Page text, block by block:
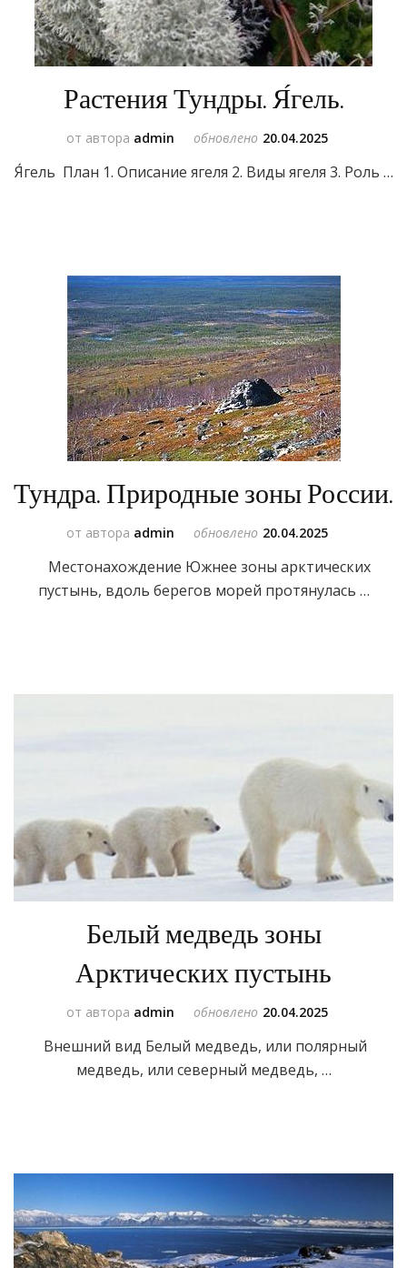
Растения Тундры. Я́гель.
от автора admin обновлено 20.04.2025
Я́гель План 1. Описание ягеля 2. Виды ягеля 3. Роль …
Тундра. Природные зоны России.
от автора admin обновлено 20.04.2025
Местонахождение Южнее зоны арктических
пустынь, вдоль берегов морей протянулась …
Белый медведь зоны
Арктических пустынь
от автора admin обновлено 20.04.2025
Внешний вид Белый медведь, или полярный
медведь, или северный медведь, …